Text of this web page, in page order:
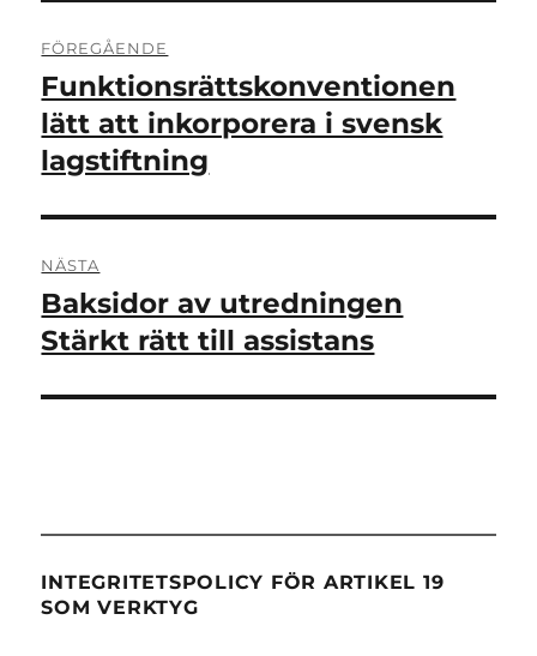
FÖREGÅENDE
Föregående
inlägg:
Funktionsrättskonventionen
lätt att inkorporera i svensk
lagstiftning
NÄSTA
Nästa
inlägg:
Baksidor av utredningen
Stärkt rätt till assistans
INTEGRITETSPOLICY FÖR ARTIKEL 19
SOM VERKTYG